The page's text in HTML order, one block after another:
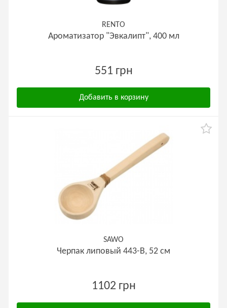
RENTO
Ароматизатор "Эвкалипт", 400 мл
551 грн
Добавить в корзину
SAWO
Черпак липовый 443-B, 52 см
1102 грн